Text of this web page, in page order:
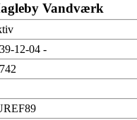
Vandværk
12-04 -